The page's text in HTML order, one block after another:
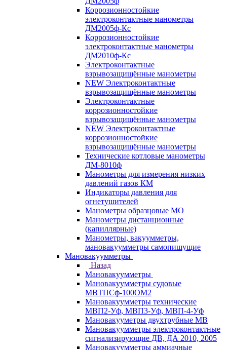
Коррозионностойкие
электроконтактные манометры
ДМ2005ф-Кс
Коррозионностойкие
электроконтактные манометры
ДМ2010ф-Кс
Электроконтактные
взрывозащищённые манометры
NEW Электроконтактные
взрывозащищённые манометры
Электроконтактные
коррозионностойкие
взрывозащищённые манометры
NEW Электроконтактные
коррозионностойкие
взрывозащищённые манометры
Технические котловые манометры
ДМ-8010ф
Манометры для измерения низких
давлений газов КМ
Индикаторы давления для
огнетушителей
Манометры образцовые МО
Манометры дистанционные
(капиллярные)
Манометры, вакуумметры,
мановакуумметры самопишущие
Мановакуумметры
Назад
Мановакуумметры
Мановакуумметры судовые
МВТПСф-100ОМ2
Мановакуумметры технические
МВП2-Уф, МВП3-Уф, МВП-4-Уф
Мановакууметры двухтрубные МВ
Мановакуумметры электроконтактные
сигнализирующие ДВ, ДА 2010, 2005
Мановакуумметры аммиачные